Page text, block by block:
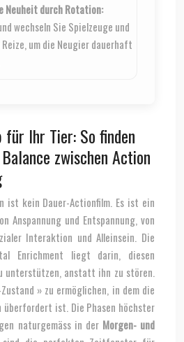
Neuheit durch Rotation:
wechseln Sie Spielzeuge und
um die Neugier dauerhaft
für Ihr Tier: So finden
zwischen Action
ist kein Dauer-Actionfilm. Es ist ein
Anspannung und Entspannung, von
Interaktion und Alleinsein. Die
Enrichment liegt darin, diesen
unterstützen, anstatt ihn zu stören.
» zu ermöglichen, in dem die
überfordert ist. Die Phasen höchster
naturgemäss in der Morgen- und